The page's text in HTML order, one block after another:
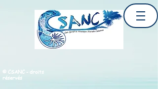
© CSANC - droits
réservés